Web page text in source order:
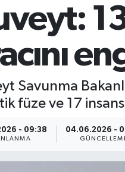
Savunma
füze ve 17
- 09:38 04.06.2026 -
Vakitleri
Yoğunluk Haritası